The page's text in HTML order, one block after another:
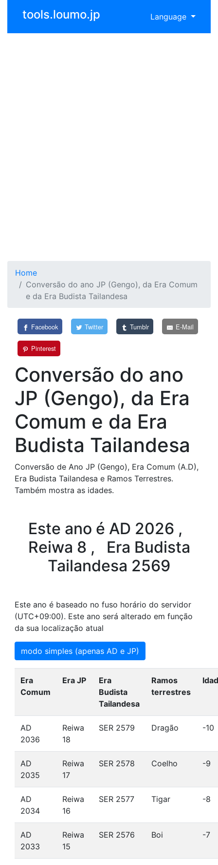
tools.loumo.jp Language
Home
Conversão do ano JP (Gengo), da Era Comum
e da Era Budista Tailandesa
Facebook Twitter Tumblr E-Mail
Pinterest
Conversão do ano
JP (Gengo), da Era
Comum e da Era
Budista Tailandesa
Conversão de Ano JP (Gengo), Era Comum (A.D),
Era Budista Tailandesa e Ramos Terrestres.
Também mostra as idades.
Este ano é AD 2026 ,
Reiwa 8 , Era Budista
Tailandesa 2569
Este ano é baseado no fuso horário do servidor
(UTC+09:00). Este ano será alterado em função
da sua localização atual
modo simples (apenas AD e JP)
Era
Comum
Era JP
Era
Budista
Tailandesa
Ramos
terrestres
AD
2036
Reiwa
18
SER 2579 Dragão -10
AD
2035
Reiwa
17
SER 2578 Coelho -9
AD
2034
Reiwa
16
SER 2577 Tigar -8
AD
2033
Reiwa
15
SER 2576 Boi -7